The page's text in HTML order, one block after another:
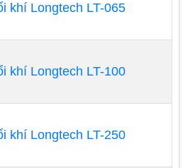
khí Longtech LT-065
khí Longtech LT-100
khí Longtech LT-250